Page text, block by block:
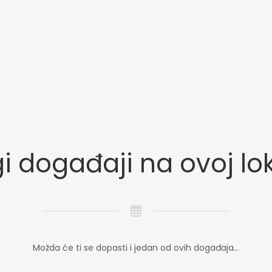
događaji na ovoj
Možda će ti se dopasti i jedan od ovih događaja...